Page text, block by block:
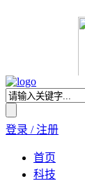
登录 / 注册
首页
科技